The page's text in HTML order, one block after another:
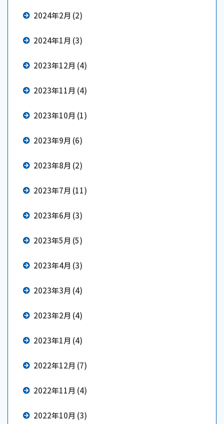
2024年2月 (2)
2024年1月 (3)
2023年12月 (4)
2023年11月 (4)
2023年10月 (1)
2023年9月 (6)
2023年8月 (2)
2023年7月 (11)
2023年6月 (3)
2023年5月 (5)
2023年4月 (3)
2023年3月 (4)
2023年2月 (4)
2023年1月 (4)
2022年12月 (7)
2022年11月 (4)
2022年10月 (3)